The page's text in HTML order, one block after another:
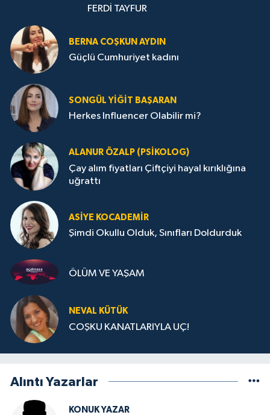
FERDİ TAYFUR
BERNA COŞKUN AYDIN
Güçlü Cumhuriyet kadını
SONGÜL YIĞIT BAŞARAN
Herkes Influencer Olabilir mi?
ALANUR ÖZALP (PSIKOLOG)
Çay alım fiyatları Çiftçiyi hayal kırıklığına
uğrattı
ASIYE KOCADEMİR
Şimdi Okullu Olduk, Sınıfları Doldurduk
ÖLÜM VE YAŞAM
NEVAL KÜTÜK
COŞKU KANATLARIYLA UÇ!
Alıntı Yazarlar
KONUK YAZAR